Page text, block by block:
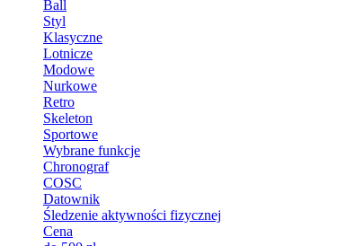
Ball
Styl
Klasyczne
Lotnicze
Modowe
Nurkowe
Retro
Skeleton
Sportowe
Wybrane funkcje
Chronograf
COSC
Datownik
Śledzenie aktywności fizycznej
Cena